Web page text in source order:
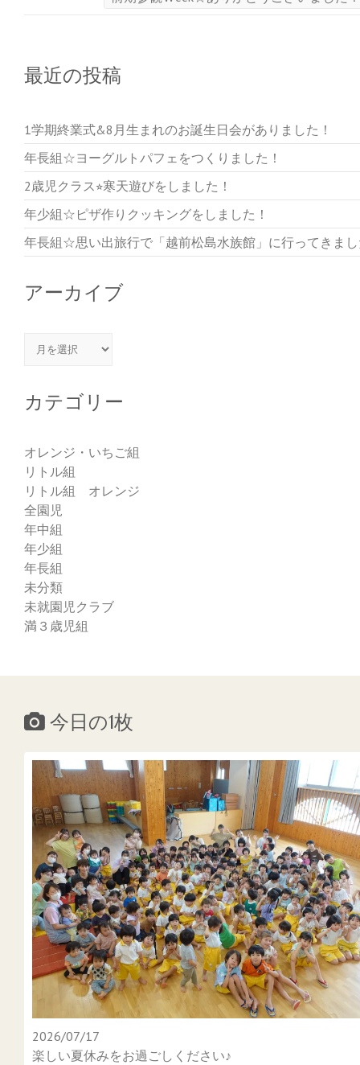
最近の投稿
1学期終業式&8月生まれのお誕生日会がありました！
年長組☆ヨーグルトパフェをつくりました！
2歳児クラス⭐︎寒天遊びをしました！
年少組☆ピザ作りクッキングをしました！
年長組☆思い出旅行で「越前松島水族館」に行ってきま
アーカイブ
アーカイブ
カテゴリー
オレンジ・いちご組
リトル組
リトル組 オレンジ
全園児
年中組
年少組
年長組
未分類
未就園児クラブ
満３歳児組
今日の1枚
2026/07/17
楽しい夏休みをお過ごしください♪